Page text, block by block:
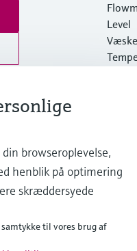
Level
browseroplevelse,
henblik på optimering
skræddersyede
til vores brug af